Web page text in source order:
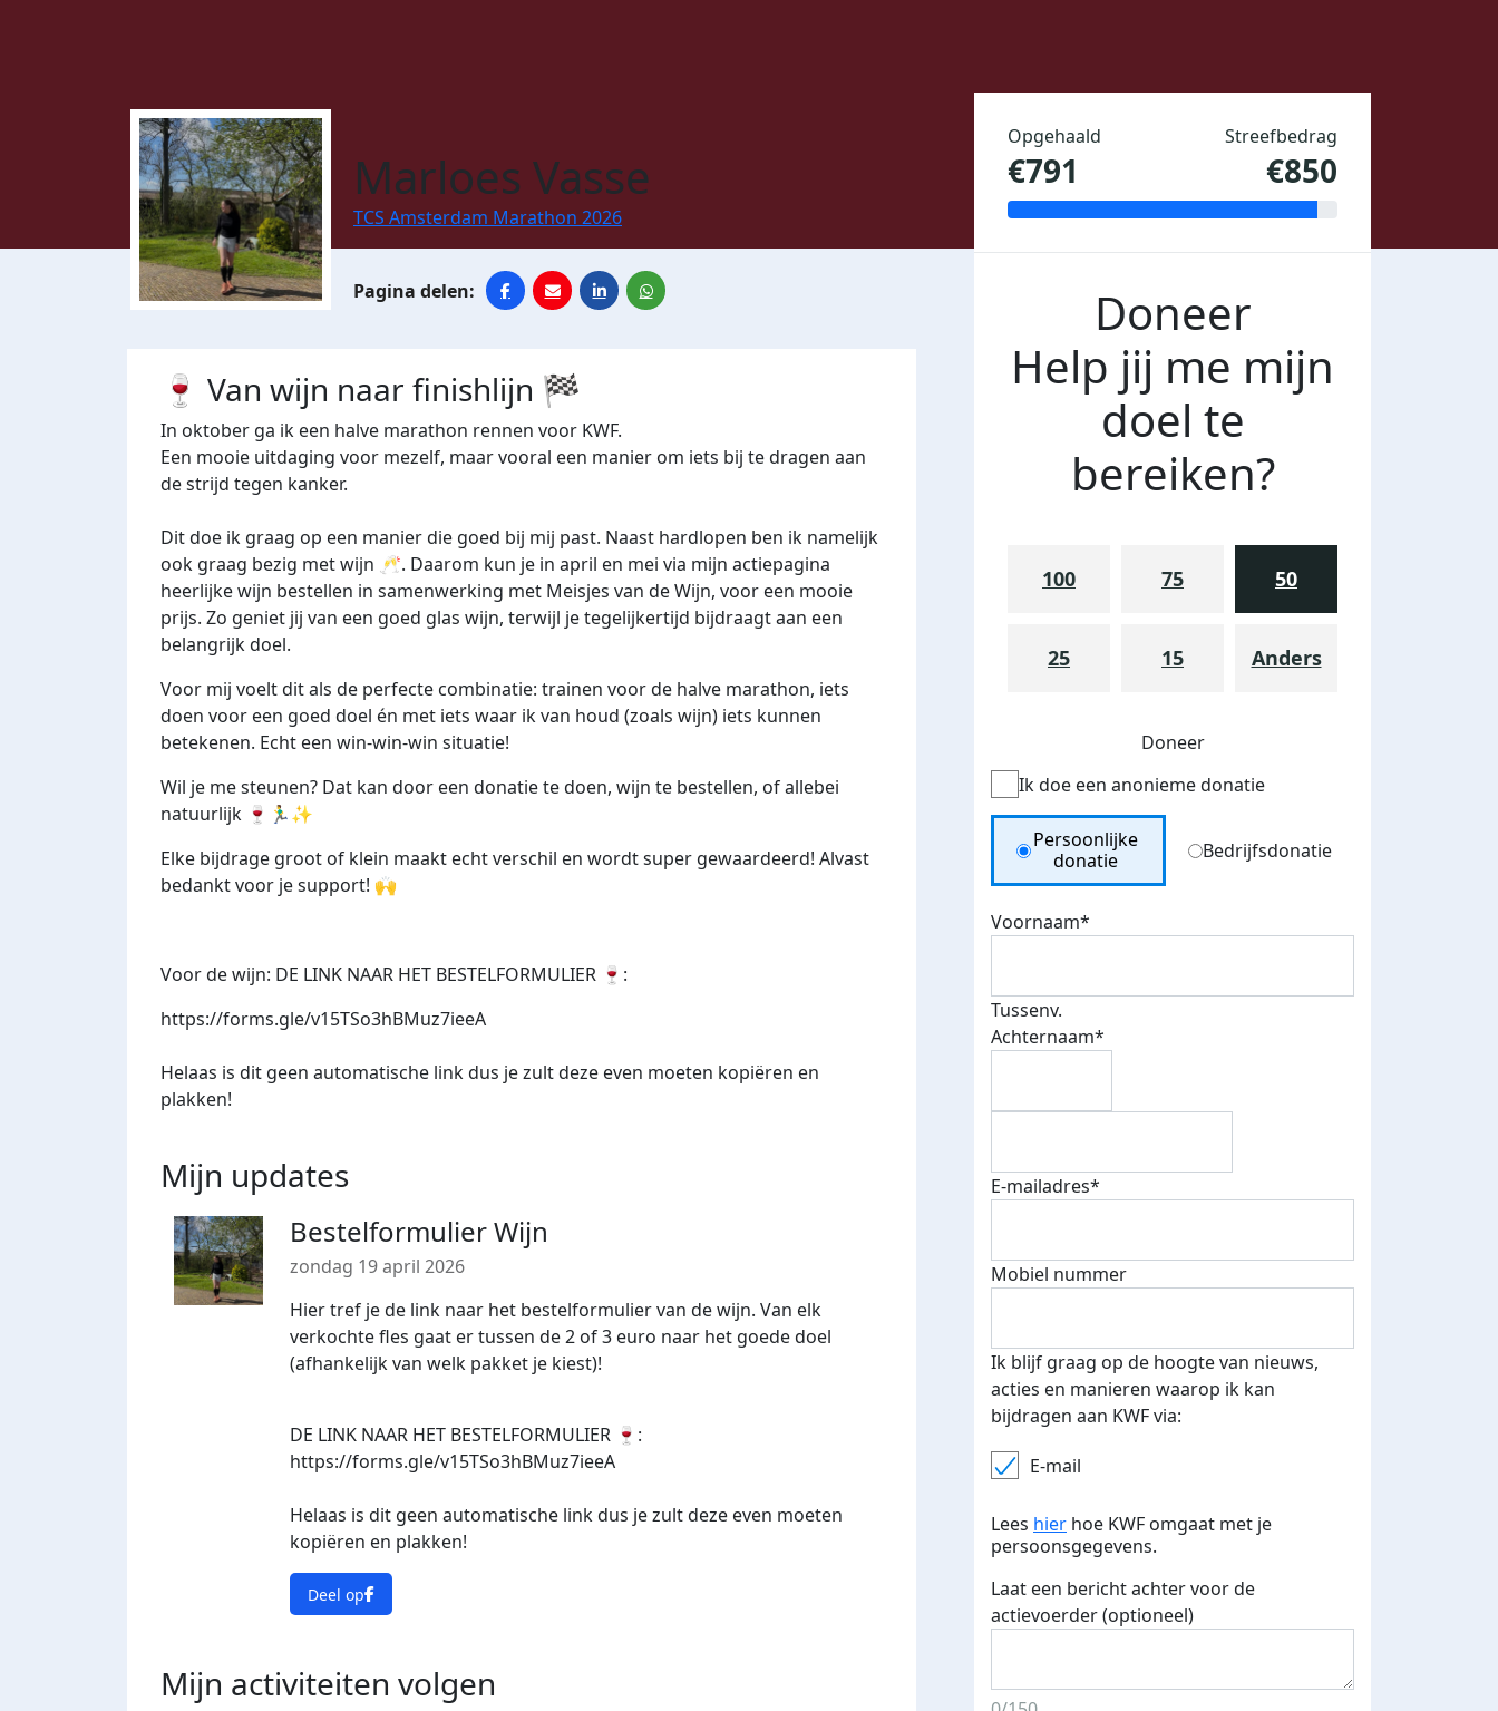
Marloes Vasse
TCS Amsterdam Marathon 2026
🍷 Van wijn naar finishlijn 🏁
In oktober ga ik een halve marathon rennen voor KWF.
Een mooie uitdaging voor mezelf, maar vooral een manier om iets bij te dragen aan
de strijd tegen kanker.
Dit doe ik graag op een manier die goed bij mij past. Naast hardlopen ben ik namelijk
ook graag bezig met wijn 🥂. Daarom kun je in april en mei via mijn actiepagina
heerlijke wijn bestellen in samenwerking met Meisjes van de Wijn, voor een mooie
prijs. Zo geniet jij van een goed glas wijn, terwijl je tegelijkertijd bijdraagt aan een
belangrijk doel.
Voor mij voelt dit als de perfecte combinatie: trainen voor de halve marathon, iets
doen voor een goed doel én met iets waar ik van houd (zoals wijn) iets kunnen
betekenen. Echt een win-win-win situatie!
Wil je me steunen? Dat kan door een donatie te doen, wijn te bestellen, of allebei
natuurlijk 🍷🏃‍♂️✨
Elke bijdrage groot of klein maakt echt verschil en wordt super gewaardeerd! Alvast
bedankt voor je support! 🙌
Voor de wijn: DE LINK NAAR HET BESTELFORMULIER 🍷 :
https://forms.gle/v15TSo3hBMuz7ieeA
Helaas is dit geen automatische link dus je zult deze even moeten kopiëren en
plakken!
Mijn updates
Bestelformulier Wijn
zondag 19 april 2026
Hier tref je de link naar het bestelformulier van de wijn. Van elk
verkochte fles gaat er tussen de 2 of 3 euro naar het goede doel
(afhankelijk van welk pakket je kiest)!
DE LINK NAAR HET BESTELFORMULIER 🍷 :
https://forms.gle/v15TSo3hBMuz7ieeA
Helaas is dit geen automatische link dus je zult deze even moeten
kopiëren en plakken!
Deel op
Mijn activiteiten volgen
Opgehaald
€791
Streefbedrag
€850
Doneer
Help jij me mijn
doel te
bereiken?
100 75 50
25 15 Anders
Doneer
Ik doe een anonieme donatie
Donation Type
Persoonlijke
donatie
Bedrijfsdonatie
Voornaam*
Tussenv.
Achternaam*
E-mailadres*
Mobiel nummer
Ik blijf graag op de hoogte van nieuws,
acties en manieren waarop ik kan
bijdragen aan KWF via:
E-mail
Lees hier hoe KWF omgaat met je
persoonsgegevens.
Laat een bericht achter voor de
actievoerder (optioneel)